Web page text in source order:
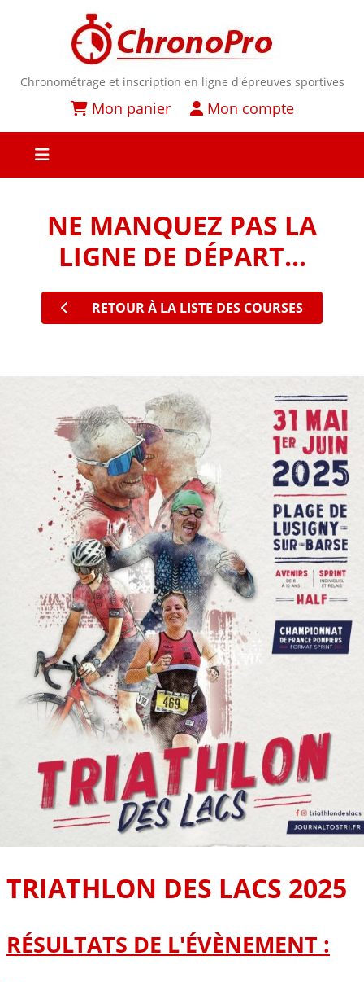
Chronométrage et inscription en ligne d'épreuves sportives
Mon panier Mon compte
NE MANQUEZ PAS LA
LIGNE DE DÉPART...
RETOUR À LA LISTE DES COURSES
TRIATHLON DES LACS 2025
RÉSULTATS DE L'ÉVÈNEMENT :